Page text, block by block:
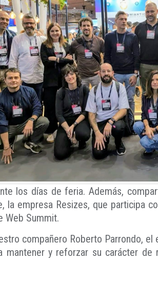
los días de feria. Además,
empresa Resizes, que participa
Web Summit.
compañero Roberto Parrondo,
y reforzar su carácter de